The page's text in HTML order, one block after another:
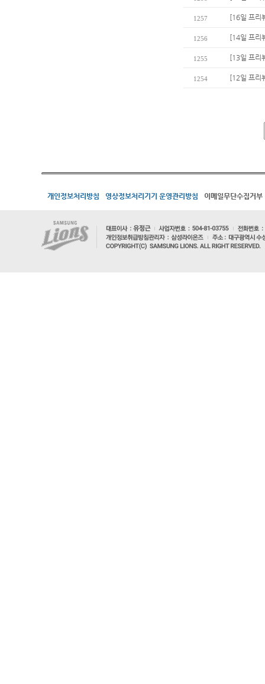
1257 [16일 프리
1256 [14일 프리
1255 [13일 프리
1254 [12일 프리
개인정보처리방침 영상정보처리기기 운영관리방침 이메일무단수집거부